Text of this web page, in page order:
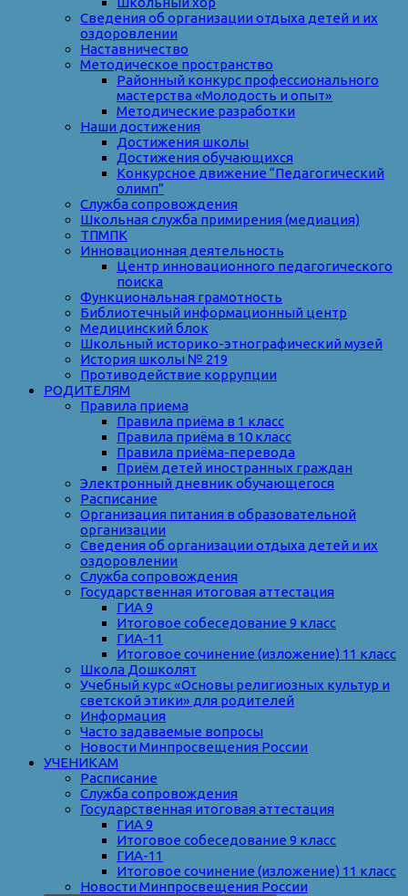
Сведения об организации отдыха детей и их
оздоровлении
Наставничество
Методическое пространство
Районный конкурс профессионального
мастерства «Молодость и опыт»
Методические разработки
Наши достижения
Достижения школы
Достижения обучающихся
Конкурсное движение “Педагогический
олимп”
Служба сопровождения
Школьная служба примирения (медиация)
ТПМПК
Инновационная деятельность
Центр инновационного педагогического
поиска
Функциональная грамотность
Библиотечный информационный центр
Медицинский блок
Школьный историко-этнографический музей
История школы № 219
Противодействие коррупции
РОДИТЕЛЯМ
Правила приема
Правила приёма в 1 класс
Правила приёма в 10 класс
Правила приёма-перевода
Приём детей иностранных граждан
Электронный дневник обучающегося
Расписание
Организация питания в образовательной
организации
Сведения об организации отдыха детей и их
оздоровлении
Служба сопровождения
Государственная итоговая аттестация
ГИА 9
Итоговое собеседование 9 класс
ГИА-11
Итоговое сочинение (изложение) 11 класс
Школа Дошколят
Учебный курс «Основы религиозных культур и
светской этики» для родителей
Информация
Часто задаваемые вопросы
Новости Минпросвещения России
УЧЕНИКАМ
Расписание
Служба сопровождения
Государственная итоговая аттестация
ГИА 9
Итоговое собеседование 9 класс
ГИА-11
Итоговое сочинение (изложение) 11 класс
Новости Минпросвещения России